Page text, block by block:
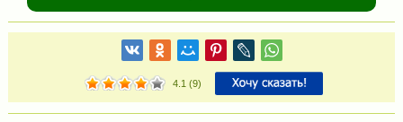
4.1 (9)